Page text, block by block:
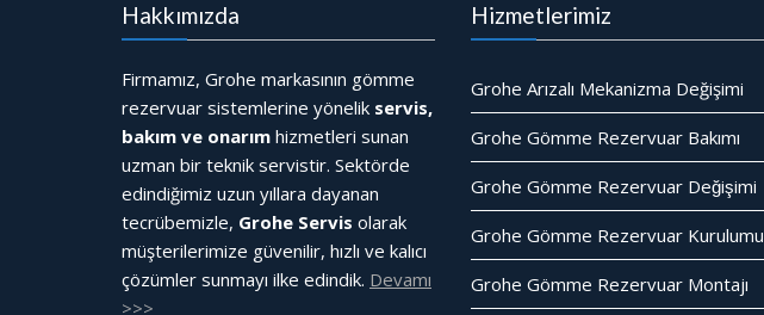
Hakkımızda
Firmamız, Grohe markasının gömme
rezervuar sistemlerine yönelik servis,
bakım ve onarım hizmetleri sunan
uzman bir teknik servistir. Sektörde
edindiğimiz uzun yıllara dayanan
tecrübemizle, Grohe Servis olarak
müşterilerimize güvenilir, hızlı ve kalıcı
çözümler sunmayı ilke edindik. Devamı
>>>
Hizmetlerimiz
Grohe Arızalı Mekanizma Değişimi
Grohe Gömme Rezervuar Bakımı
Grohe Gömme Rezervuar Değişimi
Grohe Gömme Rezervuar Kurulumu
Grohe Gömme Rezervuar Montajı